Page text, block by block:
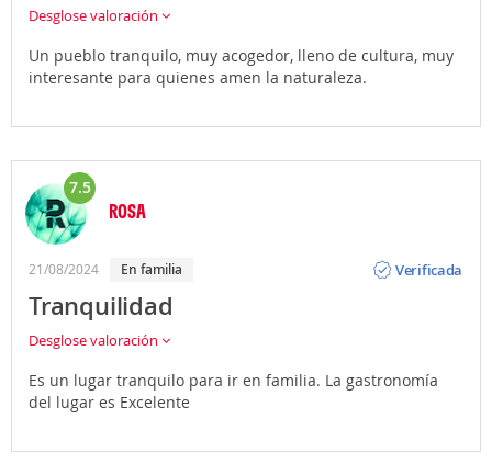
Desglose valoración
Un pueblo tranquilo, muy acogedor, lleno de cultura, muy
interesante para quienes amen la naturaleza.
7.5
ROSA
21/08/2024 En familia
Verificada
Tranquilidad
Desglose valoración
Es un lugar tranquilo para ir en familia. La gastronomía
del lugar es Excelente